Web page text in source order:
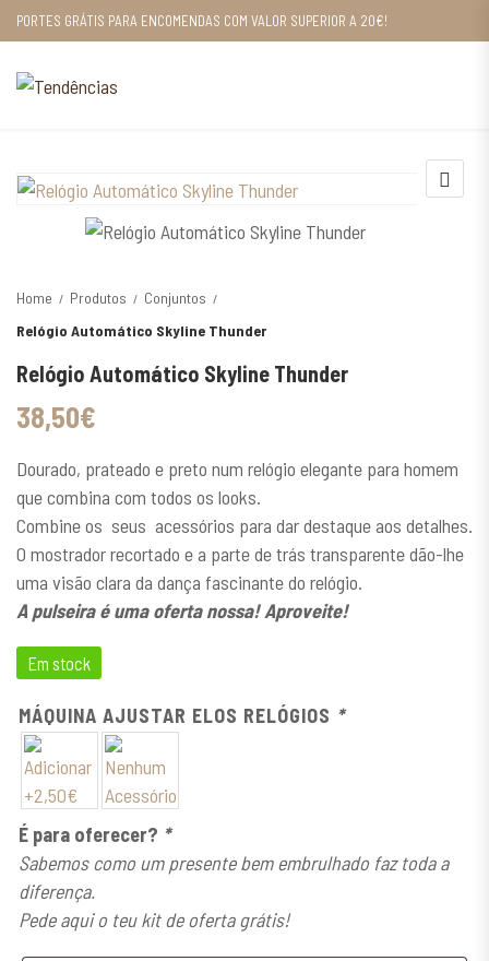
PORTES GRÁTIS PARA ENCOMENDAS COM VALOR SUPERIOR A 20€!
Home Produtos
Conjuntos
Relógio Automático Skyline Thunder
Relógio Automático Skyline Thunder
38,50€
Dourado, prateado e preto num relógio elegante para homem
que combina com todos os looks.
Combine os seus acessórios para dar destaque aos detalhes.
O mostrador recortado e a parte de trás transparente dão-lhe
uma visão clara da dança fascinante do relógio.
A pulseira é uma oferta nossa! Aproveite!
Em stock
MÁQUINA AJUSTAR ELOS RELÓGIOS *
É para oferecer? *
Sabemos como um presente bem embrulhado faz toda a
diferença.
Pede aqui o teu kit de oferta grátis!